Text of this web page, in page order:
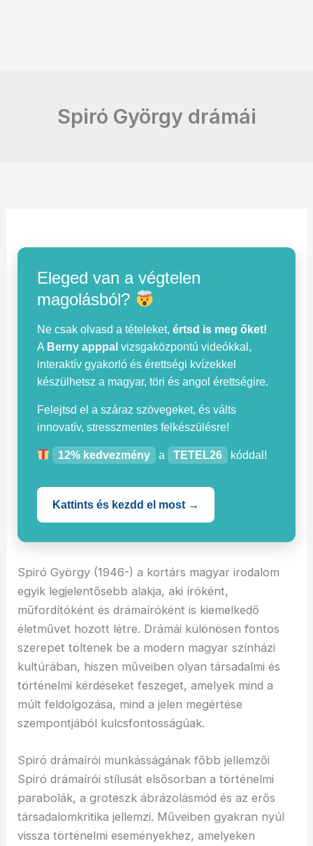
Spiró György drámái
Eleged van a végtelen
magolásból?
Ne csak olvasd a tételeket,értsd is meg őket!
A Berny apppal vizsgaközpontú videókkal,
interaktív gyakorló és érettségi kvízekkel
készülhetsz a magyar, töri és angol érettségire.
Felejtsd el a száraz szövegeket, és válts
innovatív, stresszmentes felkészülésre!
12% kedvezmény a TETEL26 kóddal!
Kattints és kezdd el most →
Spiró György (1946-) a kortárs magyar irodalom
egyik legjelentősebb alakja, aki íróként,
műfordítóként és drámaíróként is kiemelkedő
életművet hozott létre. Drámái különösen fontos
szerepet töltenek be a modern magyar színházi
kultúrában, hiszen műveiben olyan társadalmi és
történelmi kérdéseket feszeget, amelyek mind a
múlt feldolgozása, mind a jelen megértése
szempontjából kulcsfontosságúak.
Spiró drámaírói munkásságának főbb jellemzői
Spiró drámaírói stílusát elsősorban a történelmi
parabolák, a groteszk ábrázolásmód és az erős
társadalomkritika jellemzi. Műveiben gyakran nyúl
vissza történelmi eseményekhez, amelyeken